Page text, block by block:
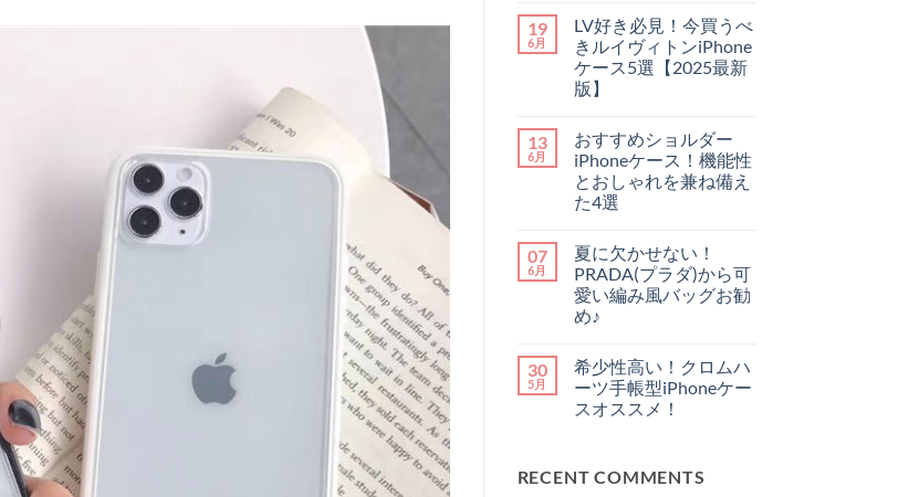
の
iPhone
17
最
新
リ
情
報
｜
買
い
替
き
か
徹
底
解
説！
ン
ト
は
ま
だ
あ
せ
ん
19
6月
LV好き必見！今買うべ
きルイヴィトンiPhone
ケース5選【2025最新
版】
き
必
見！
今
買
う
ル
イ
ヴ
ィ
ト
ン
ー
選
へ
ン
ト
は
ま
だ
あ
せ
ん
13
6月
おすすめショルダー
iPhoneケース！機能性
とおしゃれを兼ね備え
た4選
す
め
シ
ョ
ル
ダ
ケ
機
し
ン
ト
は
ま
だ
あ
せ
07
6月
夏に欠かせない！
PRADA(プラダ)から可
愛い編み風バッグお勧
め♪
欠
か
な
か
ン
ま
せ
30
5月
希少性高い！クロムハ
ーツ手帳型iPhoneケー
スオススメ！
高
い！
ト
は
RECENT COMMENTS